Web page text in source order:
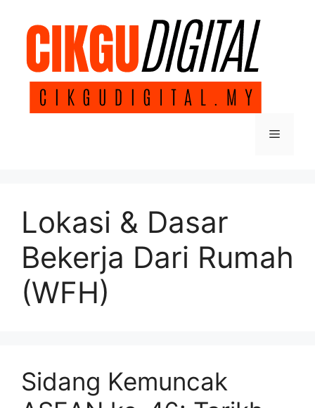
content
Menu
Lokasi & Dasar
Bekerja Dari Rumah
(WFH)
Sidang Kemuncak